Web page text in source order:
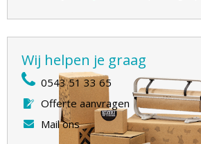
Wij helpen je graag
0543 51 33 65
Offerte aanvragen
Mail ons